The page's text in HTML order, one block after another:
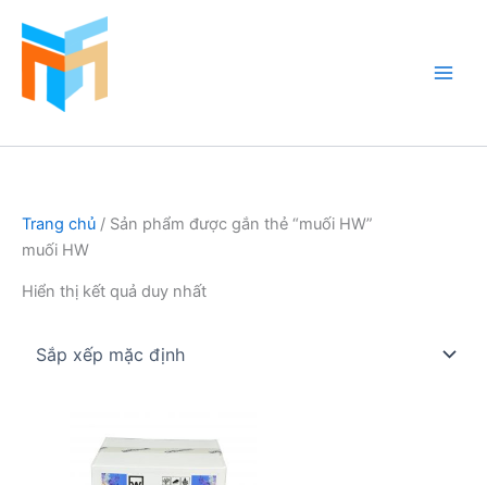
Trang chủ / Sản phẩm được gắn thẻ “muối HW”
muối HW
Hiển thị kết quả duy nhất